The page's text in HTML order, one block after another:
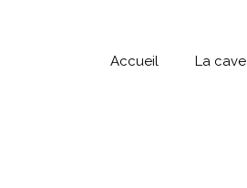
Accueil La cave